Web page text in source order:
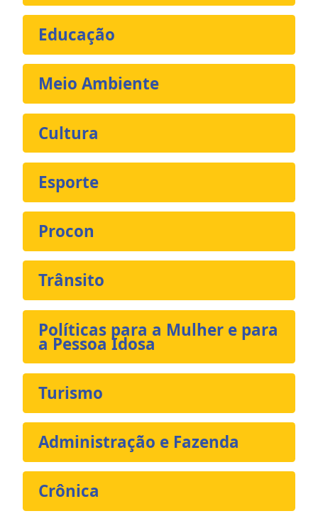
Educação
Meio Ambiente
Cultura
Esporte
Procon
Trânsito
Políticas para a Mulher e para
a Pessoa Idosa
Turismo
Administração e Fazenda
Crônica